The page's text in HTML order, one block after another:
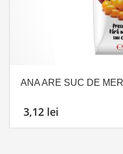
ANA ARE SUC DE
3,12 lei